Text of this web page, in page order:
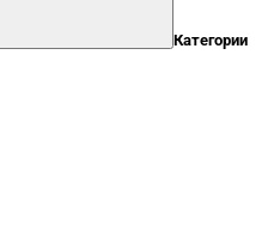
Категории